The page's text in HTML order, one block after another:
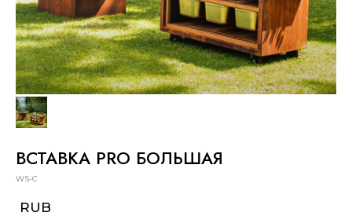
ВСТАВКА PRO БОЛЬШАЯ
WS-C
RUB